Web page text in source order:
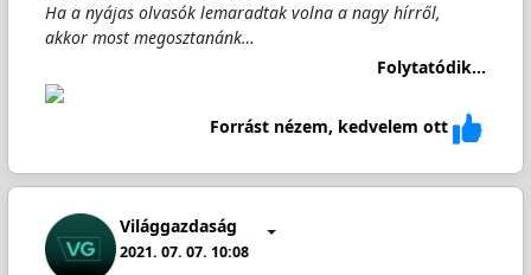
Ha a nyájas olvasók lemaradtak volna a nagy hírről,
akkor most megosztanánk…
Folytatódik...
Forrást nézem, kedvelem ott
Világgazdaság
2021. 07. 07. 10:08